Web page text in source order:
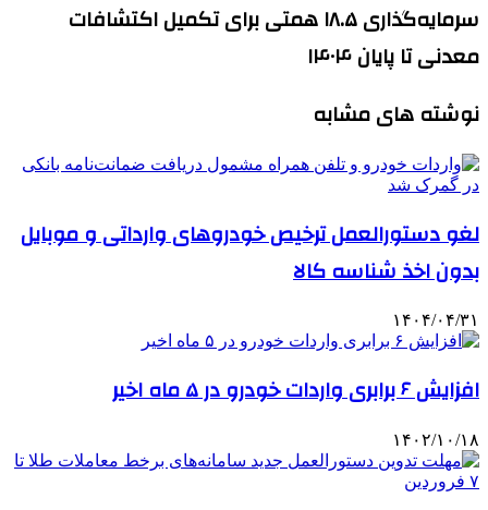
سرمایه‌گذاری ۱۸.۵ همتی برای تکمیل اکتشافات
معدنی تا پایان ۱۴۰۴
نوشته های مشابه
لغو دستورالعمل ترخیص خودروهای وارداتی و موبایل
بدون اخذ شناسه کالا
۱۴۰۴/۰۴/۳۱
افزایش ۶ برابری واردات خودرو در ۵ ماه اخیر
۱۴۰۲/۱۰/۱۸